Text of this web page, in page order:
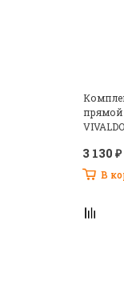
прямой
VIVALDO
3 130 ₽
В